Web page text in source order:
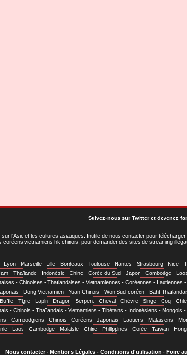
Suivez-nous sur Twitteret devenez
l'Asie et les cultures asiatiques . Inutile de nous contacter pour
coréens vietnamiens hk chinois, pour demander des sites de streaming
- Lyon - Marseille - Lille - Bordeaux - Toulouse - Nantes - Strasbourg - Nice -
- Thaïlande - Indonésie - Chine - Corée du Sud - Japon - Cambodge - Laos
- Chinoises - Thaïlandaises - Vietnamiennes - Coréennes - Laotiennes -
- Dong Vietnamien - Yuan Chinois - Won Sud-coréen - Baht
Buffle - Tigre - Lapin - Dragon - Serpent - Cheval - Chèvre - Singe - Coq -
- Chinois - Thaïlandais - Vietnamiens - Tibétains - Indonésiens - Mongols -
- Cambodgiens - Chinois - Coréens - Japonais - Laotiens - Malaisiens -
- Laos - Cambodge - Malaisie - Chine - Philippines - Corée - Taïwan -
Nous contacter- Mentions Légales- Conditions d'utilisation - Foire